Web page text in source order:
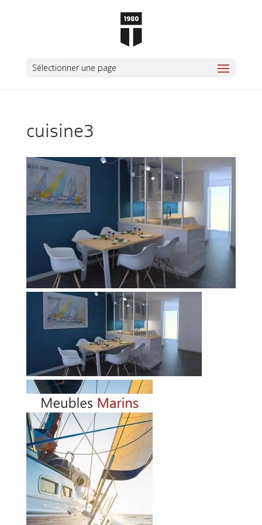
Sélectionner une page
cuisine3